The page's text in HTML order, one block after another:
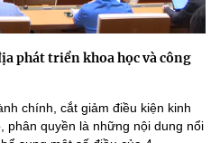
phát triển khoa học và công
chính, cắt giảm điều kiện kinh
phân quyền là những nội dung nổi